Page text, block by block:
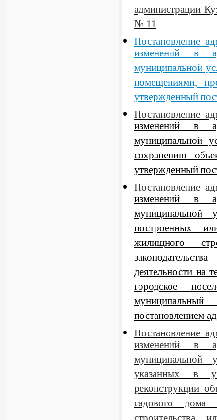
администрации
№ 11
Постановление
изменений в
муниципальной
помещениями,
утвержденный
Постановление
изменений в
муниципальной
сохранению
утвержденный
Постановление
изменений в
муниципальной
построенных
жилищного
деятельности на
городское
постановлением
Постановление
изменений в
муниципальной
указанных в
реконструкции
садового дома